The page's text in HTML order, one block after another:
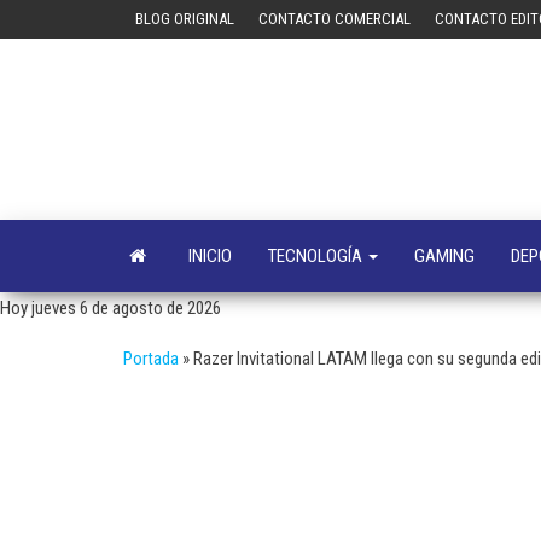
BLOG ORIGINAL CONTACTO COMERCIAL CONTACTO
INICIO TECNOLOGÍA GAMING
Hoy jueves 6 de agosto de 2026
Portada »Razer Invitational LATAM llega con su segunda